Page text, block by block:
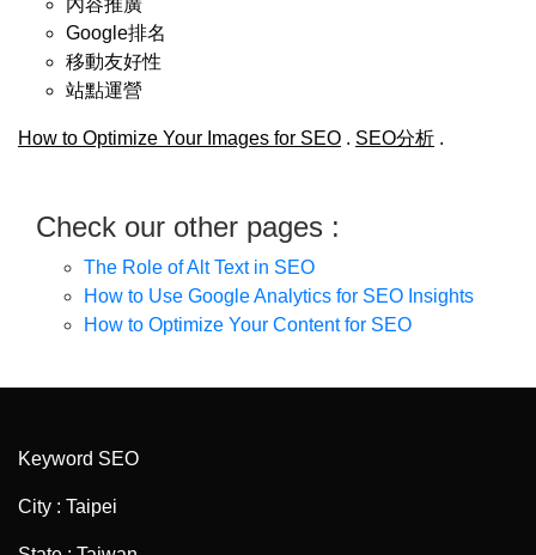
Google排名
移動友好性
站點運營
How to Optimize Your Images for SEO . SEO分析 .
Check our other pages :
The Role of Alt Text in SEO
How to Use Google Analytics for SEO Insights
How to Optimize Your Content for SEO
Keyword SEO
City : Taipei